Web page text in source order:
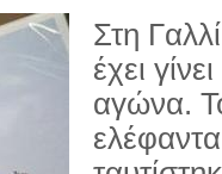
Στη
έχει
αγώνα.